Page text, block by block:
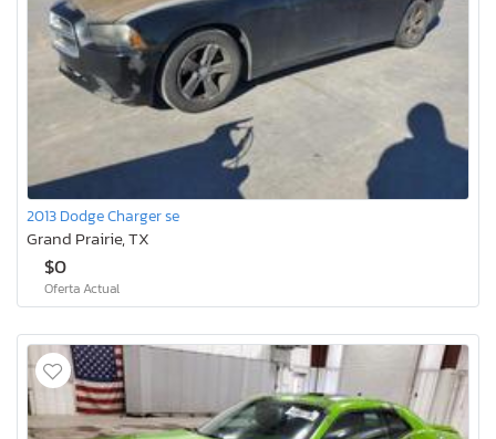
2013 Dodge Charger se
Grand Prairie, TX
$0
Oferta Actual